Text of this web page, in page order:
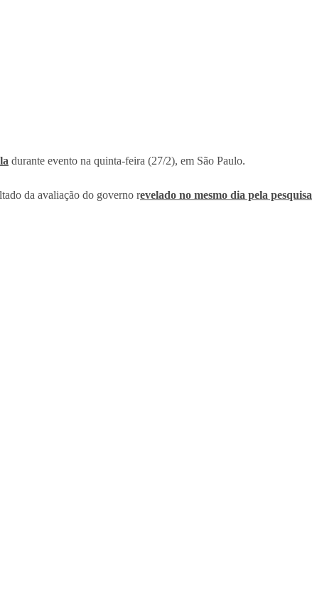
durante evento na quinta-feira (27/2), em São Paulo.
da avaliação do governo revelado no mesmo dia pela pesquisa